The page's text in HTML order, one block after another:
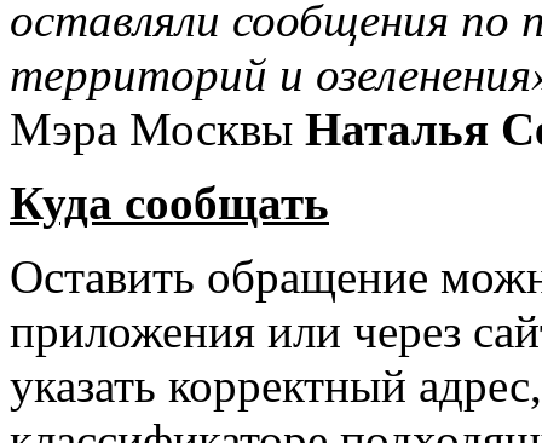
оставляли сообщения по
территорий и
Мэра Москвы Наталья
Куда сообщать
Оставить обращение
приложения или через
указать корректный